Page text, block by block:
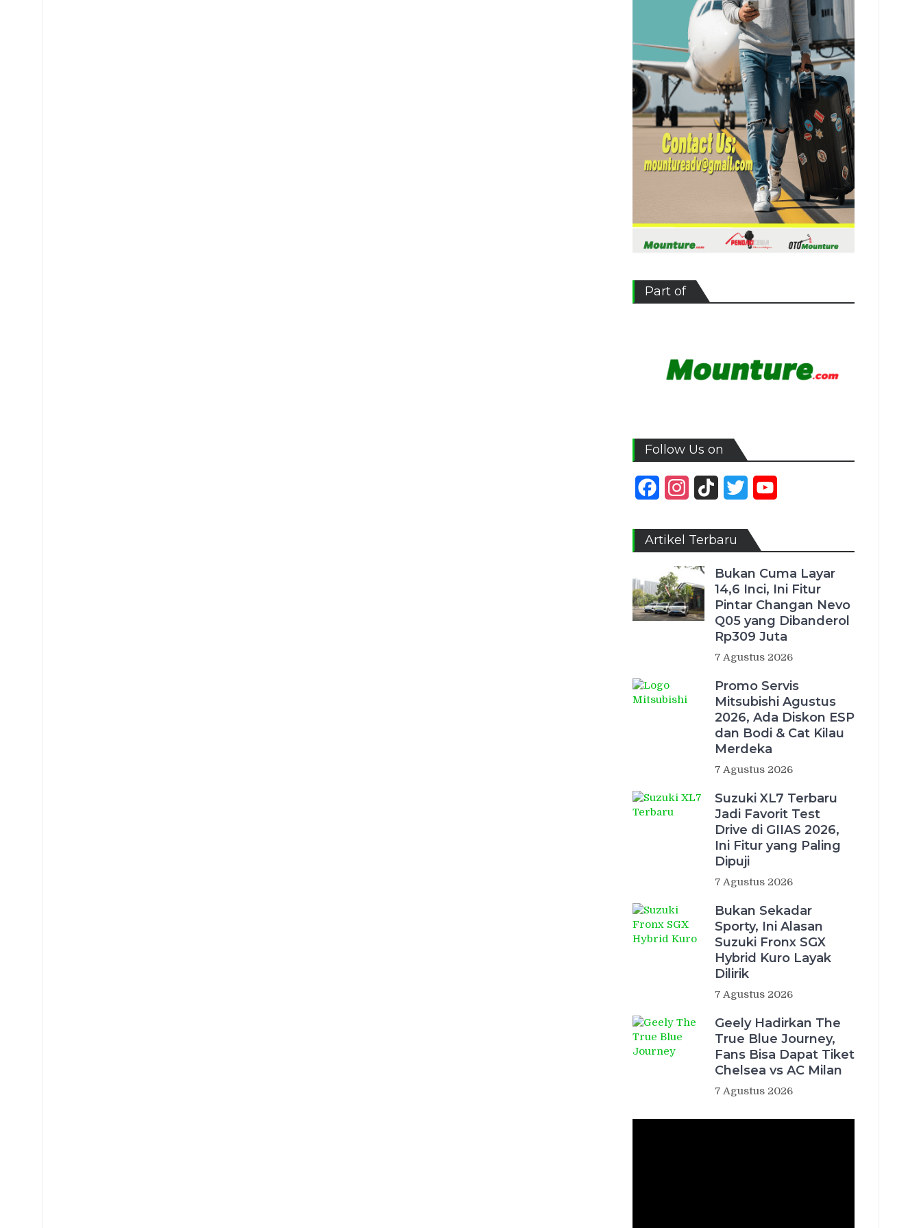
Part of
Follow Us on
FacebookInstagram
TikTok Twitter
Artikel Terbaru
Bukan Cuma Layar
14,6 Inci, Ini Fitur
Pintar Changan Nevo
Q05 yang Dibanderol
Rp309 Juta
7 Agustus 2026
Promo Servis
Mitsubishi Agustus
2026, Ada Diskon ESP
dan Bodi & Cat Kilau
Merdeka
7 Agustus 2026
Suzuki XL7 Terbaru
Jadi Favorit Test
Drive di GIIAS 2026,
Ini Fitur yang Paling
Dipuji
7 Agustus 2026
Bukan Sekadar
Sporty, Ini Alasan
Suzuki Fronx SGX
Hybrid Kuro Layak
Dilirik
7 Agustus 2026
Geely Hadirkan The
True Blue Journey,
Fans Bisa Dapat Tiket
Chelsea vs AC Milan
7 Agustus 2026